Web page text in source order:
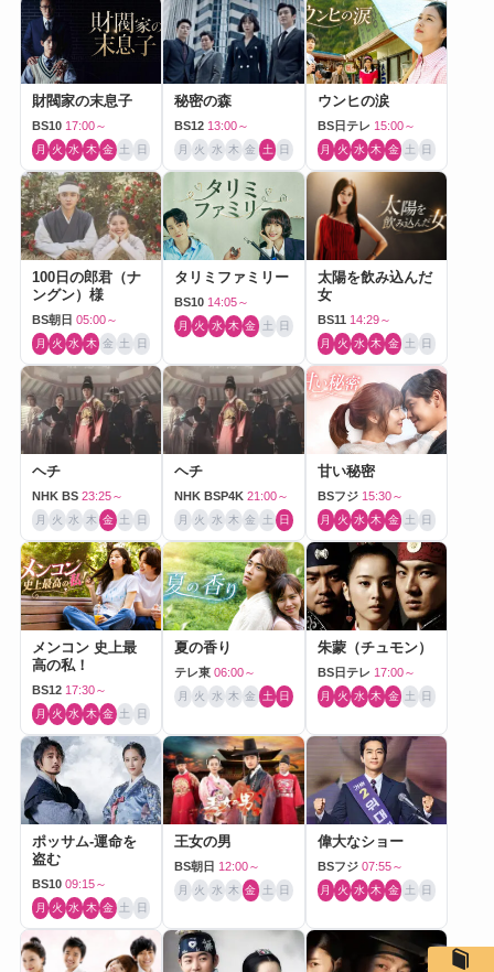
財閥家の末息子
BS10 17:00～
月 火 水 木 金 土 日
秘密の森
BS12 13:00～
月 火 水 木 金 土 日
ウンヒの涙
BS日テレ 15:00～
月 火 水 木 金 土 日
100日の郎君（ナ
ングン）様
BS朝日 05:00～
月 火 水 木 金 土 日
タリミファミリー
BS10 14:05～
月 火 水 木 金 土 日
太陽を飲み込んだ
女
BS11 14:29～
月 火 水 木 金 土 日
ヘチ
NHK BS 23:25～
月 火 水 木 金 土 日
ヘチ
NHK BSP4K 21:00～
月 火 水 木 金 土 日
甘い秘密
BSフジ 15:30～
月 火 水 木 金 土 日
メンコン 史上最
高の私！
BS12 17:30～
月 火 水 木 金 土 日
夏の香り
テレ東 06:00～
月 火 水 木 金 土 日
朱蒙（チュモン）
BS日テレ 17:00～
月 火 水 木 金 土 日
ポッサム-運命を
盗む
BS10 09:15～
月 火 水 木 金 土 日
王女の男
BS朝日 12:00～
月 火 水 木 金 土 日
偉大なショー
BSフジ 07:55～
月 火 水 木 金 土 日